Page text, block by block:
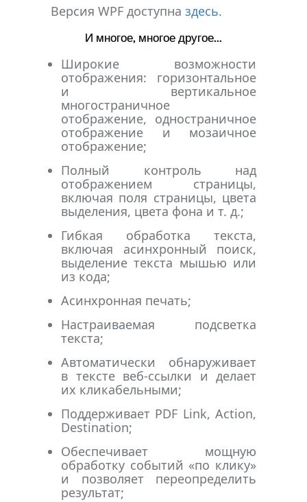
Версия WPF доступна здесь.
И многое, многое другое...
Широкие возможности
отображения: горизонтальное
и вертикальное
многостраничное
отображение, одностраничное
отображение и мозаичное
отображение;
Полный контроль над
отображением страницы,
включая поля страницы, цвета
выделения, цвета фона и т. д.;
Гибкая обработка текста,
включая асинхронный поиск,
выделение текста мышью или
из кода;
Асинхронная печать;
Настраиваемая подсветка
текста;
Автоматически обнаруживает
в тексте веб-ссылки и делает
их кликабельными;
Поддерживает PDF Link, Action,
Destination;
Обеспечивает мощную
обработку событий «по клику»
и позволяет переопределить
результат;